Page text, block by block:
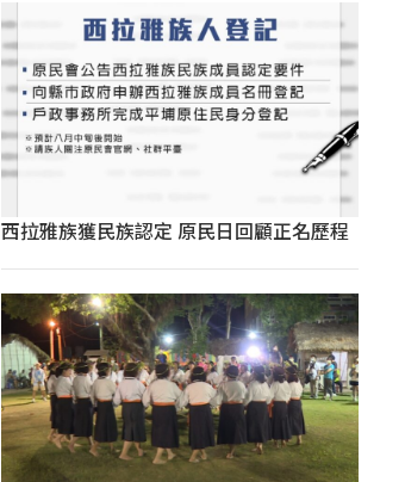
西拉雅族獲民族認定 原民日回顧正名歷程